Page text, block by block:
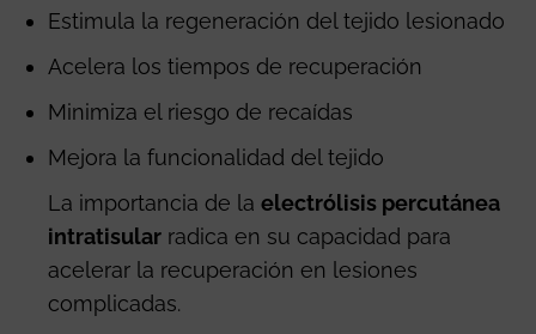
Estimula la regeneración del tejido lesionado
Acelera los tiempos de recuperación
Minimiza el riesgo de recaídas
Mejora la funcionalidad del tejido
La importancia de la electrólisis percutánea
intratisular radica en su capacidad para
acelerar la recuperación en lesiones
complicadas.